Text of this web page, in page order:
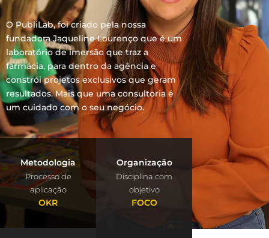
O PubliLab, foi criado pela nossa
fundadora Jaqueline Lourenço que é um
laboratório de imersão que traz a
farmácia, para dentro da agência e
constrói projetos exclusivos que geram
resultados. Mais que uma consultoria é
um cuidado com o seu negócio.
Metodologia
Processo de
aplicação
OKR
Organização
Disciplina com
objetivo
FOCO